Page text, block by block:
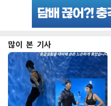
많이 본 기사